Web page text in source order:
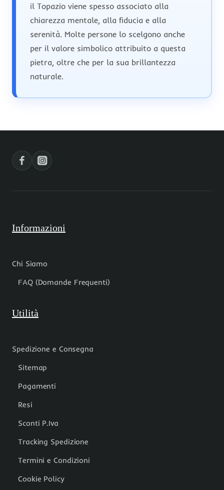
il Topazio viene spesso associato alla
chiarezza mentale, alla fiducia e alla
serenità. Molte persone lo scelgono anche
per il valore simbolico attribuito a questa
pietra, oltre che per la sua brillantezza
naturale.
Informazioni
Chi Siamo
FAQ (Domande Frequenti)
Utilità
Spedizione e Consegna
Sitemap
Pagamenti
Resi
Sconti P.Iva
Tracking Spedizione
Termini e Condizioni
Cookie Policy